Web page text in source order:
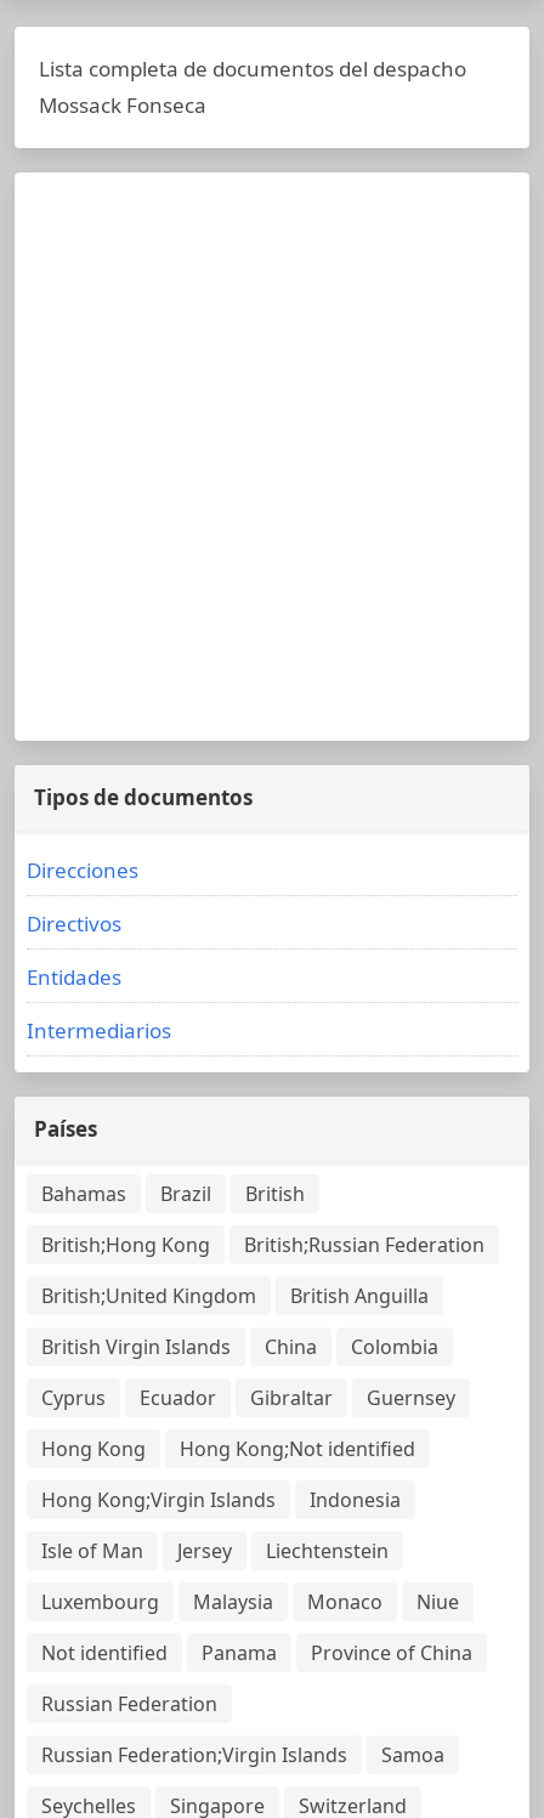
Lista completa de documentos del despacho
Mossack Fonseca
Tipos de documentos
Direcciones
Directivos
Entidades
Intermediarios
Países
Bahamas Brazil
British
British;Hong Kong
British;Russian Federation
British;United Kingdom
British Anguilla
British Virgin Islands
China
Colombia
Cyprus
Ecuador Gibraltar
Guernsey
Hong Kong
Hong Kong;Not identified
Hong Kong;Virgin Islands
Indonesia
Isle of Man
Jersey
Liechtenstein
Luxembourg
Malaysia Monaco
Niue
Not identified
Panama
Province of China
Russian Federation
Russian Federation;Virgin Islands
Samoa
Seychelles
Singapore Switzerland